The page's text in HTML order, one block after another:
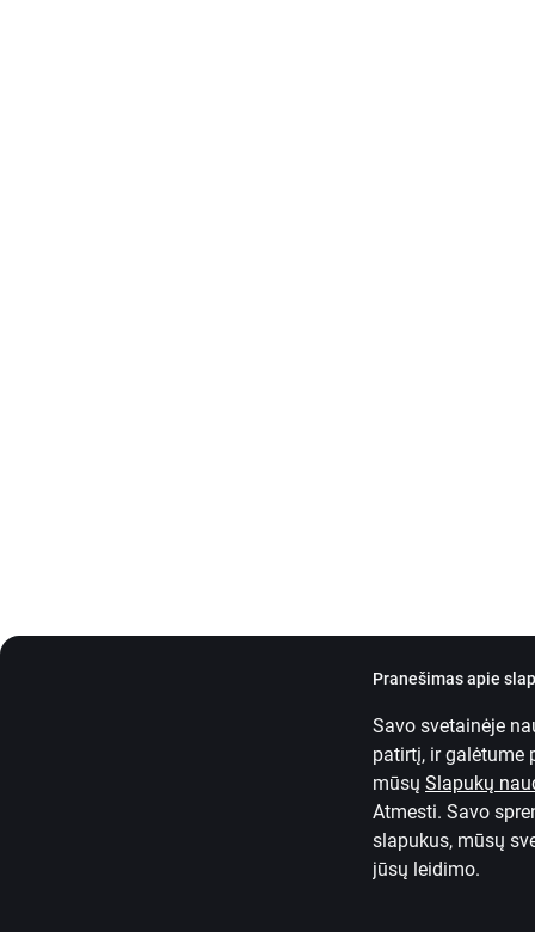
Pranešimas apie
Savo svetainėje
patirtį, ir galėtume
mūsų Slapukų
Atmesti. Savo
slapukus, mūsų
jūsų leidimo.